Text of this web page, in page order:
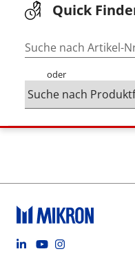
Quick
Suche nach Artikel-
oder
Footer social